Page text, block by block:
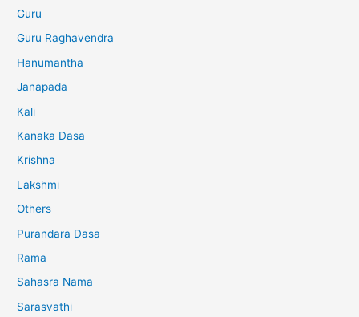
Guru
Guru Raghavendra
Hanumantha
Janapada
Kali
Kanaka Dasa
Krishna
Lakshmi
Others
Purandara Dasa
Rama
Sahasra Nama
Sarasvathi